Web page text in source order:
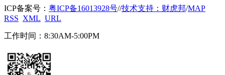
ICP备案号： 粤ICP备16013928号//技术支持：财虎邦/MAP
RSS XML URL
工作时间：8:30AM-5:00PM